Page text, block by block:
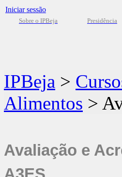
Iniciar sessão
Sobre o IPBeja Presidência
IPBeja >
Alimentos >
Avaliação e